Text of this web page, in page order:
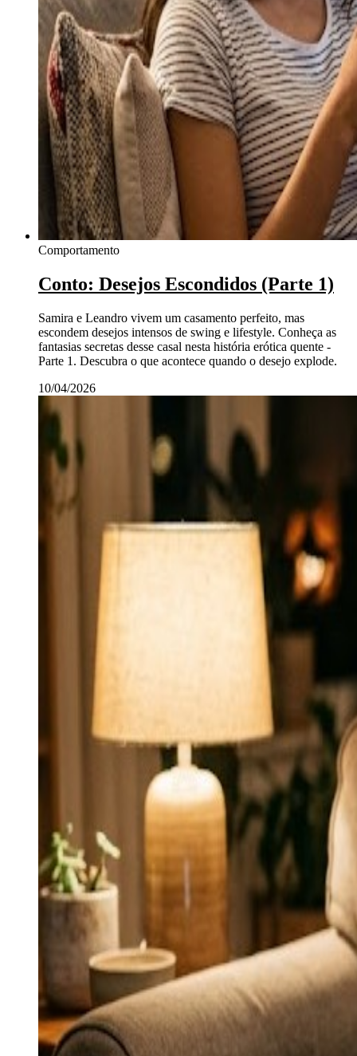
Comportamento
Conto: Desejos Escondidos (Parte 1)
Samira e Leandro vivem um casamento perfeito, mas
escondem desejos intensos de swing e lifestyle. Conheça as
fantasias secretas desse casal nesta história erótica quente -
Parte 1. Descubra o que acontece quando o desejo explode.
10/04/2026